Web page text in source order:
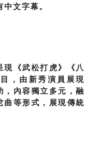
文字幕。
《武松打虎》《八
，由新秀演員展現
，內容獨立多元，融
曲等形式，展現傳統